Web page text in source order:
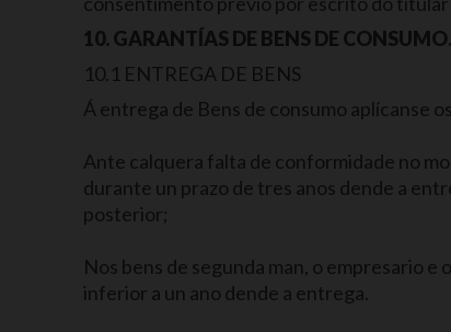
10. GARANTÍAS DE BENS DE CONSUMO.
10.1 ENTREGA DE BENS
Á entrega de Bens de consumo aplícanse
Ante calquera falta de conformidade no
durante un prazo de tres anos dende a
posterior;
Nos bens de segunda man, o empresario
inferior a un ano dende a entrega.